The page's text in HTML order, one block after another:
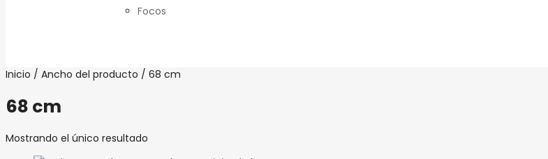
Focos
Inicio / Ancho del producto / 68 cm
68 cm
Mostrando el único resultado